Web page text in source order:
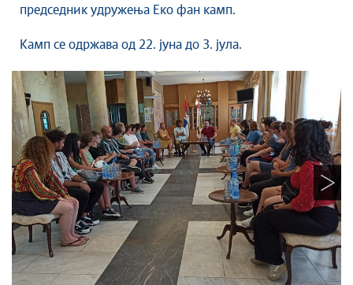
председник удружења Еко фан камп.
Камп се одржава од 22. јуна до 3. јула.